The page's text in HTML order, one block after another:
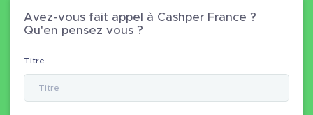
Avez-vous fait appel à Cashper France ?
Qu'en pensez vous ?
Titre